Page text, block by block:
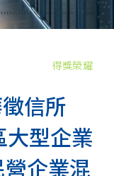
得獎榮耀
信所
大型企業
企業混